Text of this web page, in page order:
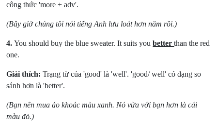
công thức 'more + adv'.
(Bây giờ chúng tôi nói tiếng Anh lưu loát hơn năm rồi.)
4. You should buy the blue sweater. It suits youbetterthan the red
one.
Giải thích:Trạng từ của 'good' là 'well'. 'good/ well' có dạng so
sánh hơn là 'better'.
(Bạn nên mua áo khoác màu xanh. Nó vừa với bạn hơn là cái
màu đỏ.)